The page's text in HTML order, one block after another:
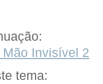
Invisível 2
tema: